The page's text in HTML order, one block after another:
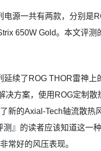
电源一共有两款，分别是
650W Gold。本文评测
延续了ROG THOR雷神上
决方案，使用ROG定制散
新的Axial-Tech轴流散热
测』的读者应该知道这一
常好的风压表现。